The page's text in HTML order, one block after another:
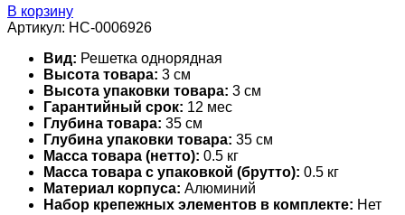
В корзину
Артикул: НС-0006926
Вид: Решетка однорядная
Высота товара: 3 см
Высота упаковки товара: 3 см
Гарантийный срок: 12 мес
Глубина товара: 35 см
Глубина упаковки товара: 35 см
Масса товара (нетто): 0.5 кг
Масса товара с упаковкой (брутто): 0.5 кг
Материал корпуса: Алюминий
Набор крепежных элементов в комплекте: Нет